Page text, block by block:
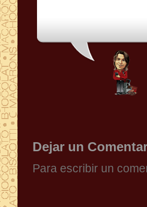
Dejar un
Para escribir un